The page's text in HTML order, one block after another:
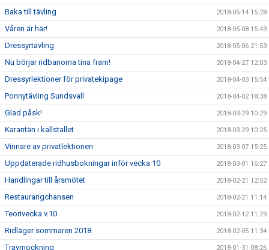
Baka till tävling 2018-05-14 15:28
Våren är här! 2018-05-08 15:43
Dressyrtävling 2018-05-06 21:53
Nu börjar ridbanorna tina fram! 2018-04-27 12:03
Dressyrlektioner för privatekipage 2018-04-03 15:54
Ponnytävling Sundsvall 2018-04-02 18:38
Glad påsk! 2018-03-29 10:29
Karantän i kallstallet 2018-03-29 10:25
Vinnare av privatlektionen 2018-03-07 15:25
Uppdaterade ridhusbokningar inför vecka 10 2018-03-01 16:27
Handlingar till årsmötet 2018-02-21 12:52
Restaurangchansen 2018-02-21 11:14
Teorivecka v.10 2018-02-12 11:29
Ridläger sommaren 2018 2018-02-05 11:34
Travmockning 2018-01-31 08:26